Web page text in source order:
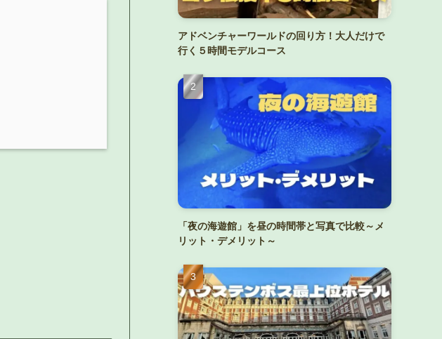
アドベンチャーワールドの回り方！大人だけで
行く５時間モデルコース
「夜の海遊館」を昼の時間帯と写真で比較～メ
リット・デメリット～